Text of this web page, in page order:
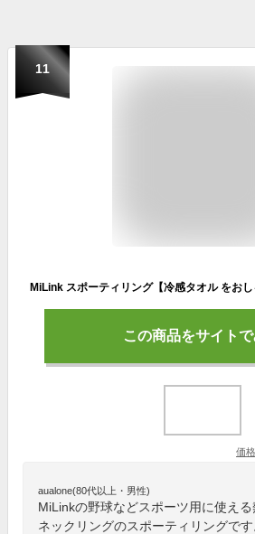
11
この商品をサイト
価
aualone(80代以上・男性)
MiLinkの野球などスポーツ用に使え
ネックリングのスポーティリングで